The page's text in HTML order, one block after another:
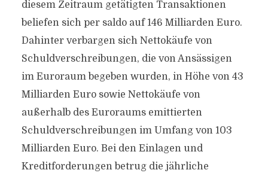
diesem Zeitraum getätigten Transaktionen
beliefen sich per saldo auf 146 Milliarden Euro.
Dahinter verbargen sich Nettokäufe von
Schuldverschreibungen, die von Ansässigen
im Euroraum begeben wurden, in Höhe von 43
Milliarden Euro sowie Nettokäufe von
außerhalb des Euroraums emittierten
Schuldverschreibungen im Umfang von 103
Milliarden Euro. Bei den Einlagen und
Kreditforderungen betrug die jährliche